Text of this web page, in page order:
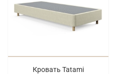
Кровать Tatami